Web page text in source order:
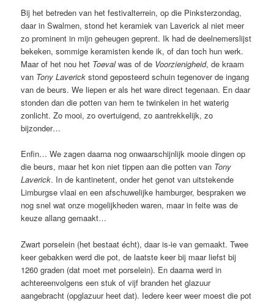
Bij het betreden van het festivalterrein, op die Pinksterzondag,
daar in Swalmen, stond het keramiek van Laverick al niet meer
zo prominent in mijn geheugen geprent. Ik had de deelnemerslijst
bekeken, sommige keramisten kende ik, of dan toch hun werk.
Maar of het nou het Toevalwas of de Voorzienigheid, de kraam
van Tony Laverick stond geposteerd schuin tegenover de ingang
van de beurs. We liepen er als het ware direct tegenaan. En daar
stonden dan die potten van hem te twinkelen in het waterig
zonlicht. Zo mooi, zo overtuigend, zo aantrekkelijk, zo
bijzonder…
Enfin… We zagen daarna nog onwaarschijnlijk mooie dingen op
die beurs, maar het kon niet tippen aan die potten van Tony
Laverick. In de kantinetent, onder het genot van uitstekende
Limburgse vlaai en een afschuwelijke hamburger, bespraken we
nog snel wat onze mogelijkheden waren, maar in feite was de
keuze allang gemaakt…
Zwart porselein (het bestaat écht), daar is-ie van gemaakt. Twee
keer gebakken werd die pot, de laatste keer bij maar liefst bij
1260 graden (dat moet met porselein). En daarna werd in
achtereenvolgens een stuk of vijf branden het glazuur
aangebracht (opglazuur heet dat). Iedere keer weer moest die pot